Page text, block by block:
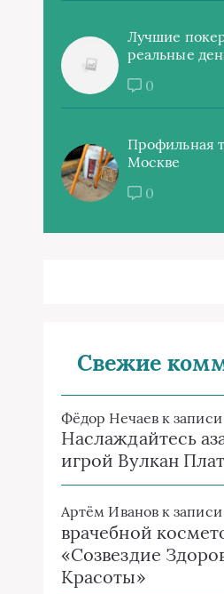
Лучшие
реальные
0
Профильная
Москве
0
Свежие
Фёдор Нечаевк записи
Наслаждайтесь
игрой Вулкан
Артём Ивановк записи
врачебной
«Созвездие
Красоты»